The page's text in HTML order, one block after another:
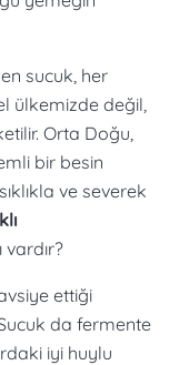
sucuk, her
ülkemizde değil,
Orta Doğu,
bir besin
ve severek
vardır?
ettiği
da fermente
iyi huylu